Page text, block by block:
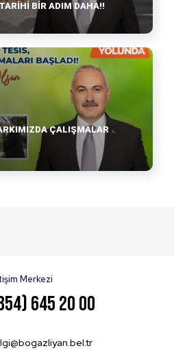
BİR ADIM DAHA!!
ÇALIŞMALAR
Merkezi
645 20 00